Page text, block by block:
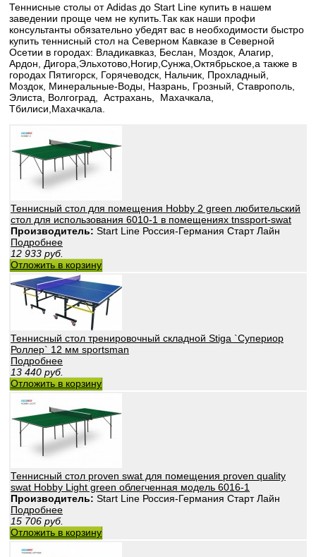
Теннисные столы от Adidas до Start Line купить в нашем
заведении проще чем не купить.Так как наши профи
консультанты обязательно убедят вас в необходимости быстро
купить теннисный стол на Северном Кавказе в Северной
Осетии в городах: Владикавказ, Беслан, Моздок, Алагир,
Ардон, Дигора,Эльхотово,Ногир,Сунжа,Октябрьское,а также в
городах Пятигорск, Горячеводск, Нальчик, Прохладный,
Моздок, Минеральные-Воды, Назрань, Грозный, Ставрополь,
Элиста, Волгоград, Астрахань, Махачкала,
Тбилиси,Махачкала.
Теннисный стол для помещения Hobby 2 green любительский
стол для использования 6010-1 в помещениях tnssport-swat
Производитель: Start Line Россия-Германия Старт Лайн
Подробнее
12 933 руб.
Отложить в корзину
Теннисный стол тренировочный складной Stiga `Супериор
Роллер` 12 мм sportsman
Подробнее
13 440 руб.
Отложить в корзину
Теннисный стол proven swat для помещения proven quality
swat Hobby Light green облегченная модель 6016-1
Производитель: Start Line Россия-Германия Старт Лайн
Подробнее
15 706 руб.
Отложить в корзину